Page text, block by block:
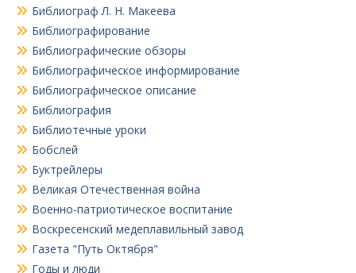
Библиограф Л. Н. Макеева
Библиографирование
Библиографические обзоры
Библиографическое информирование
Библиографическое описание
Библиография
Библиотечные уроки
Бобслей
Буктрейлеры
Великая Отечественная война
Военно-патриотическое воспитание
Воскресенский медеплавильный завод
Газета "Путь Октября"
Годы и люди